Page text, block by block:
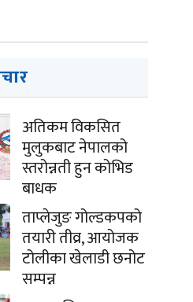
अतिकम विकसित
मुलुकबाट नेपालको
स्तरोन्नती हुन कोभिड
बाधक
ताप्लेजुङ गोल्डकपको
तयारी तीव्र, आयोजक
टोलीका खेलाडी छनोट
सम्पन्न